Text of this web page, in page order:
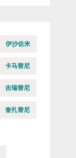
伊沙佐米
卡马替尼
吉瑞替尼
奎扎替尼